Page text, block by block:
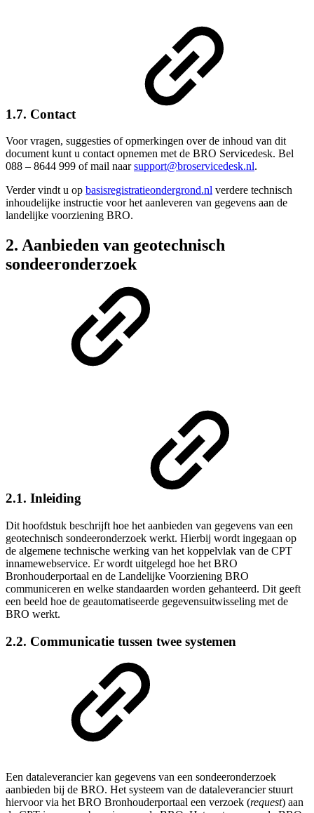
1.7. Contact
Voor vragen, suggesties of opmerkingen over de inhoud van dit
document kunt u contact opnemen met de BRO Servicedesk. Bel
088 – 8644 999 of mail naarsupport@broservicedesk.nl.
Verder vindt u op basisregistratieondergrond.nl verdere technisch
inhoudelijke instructie voor het aanleveren van gegevens aan de
landelijke voorziening BRO.
2. Aanbieden van geotechnisch
sondeeronderzoek
2.1. Inleiding
Dit hoofdstuk beschrijft hoe het aanbieden van gegevens van een
geotechnisch sondeeronderzoek werkt. Hierbij wordt ingegaan op
de algemene technische werking van het koppelvlak van de CPT
innamewebservice. Er wordt uitgelegd hoe het BRO
Bronhouderportaal en de Landelijke Voorziening BRO
communiceren en welke standaarden worden gehanteerd. Dit geeft
een beeld hoe de geautomatiseerde gegevensuitwisseling met de
BRO werkt.
2.2. Communicatie tussen twee systemen
Een dataleverancier kan gegevens van een sondeeronderzoek
aanbieden bij de BRO. Het systeem van de dataleverancier stuurt
hiervoor via het BRO Bronhouderportaal een verzoek (request) aan